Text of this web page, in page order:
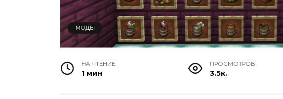
МОДЫ
НА ЧТЕНИЕ
1 мин
ПРОСМОТРОВ
3.5к.